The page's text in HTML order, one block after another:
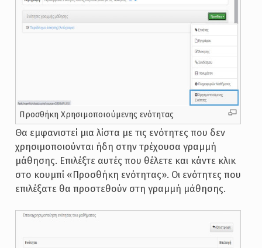
Προσθήκη Χρησιμοποιούμενης ενότητας
Θα εμφανιστεί μια λίστα με τις ενότητες που δεν
χρησιμοποιούνται ήδη στην τρέχουσα γραμμή
μάθησης. Επιλέξτε αυτές που θέλετε και κάντε κλικ
στο κουμπί «Προσθήκη ενότητας». Οι ενότητες που
επιλέξατε θα προστεθούν στη γραμμή μάθησης.